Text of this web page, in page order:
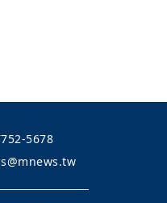
5678